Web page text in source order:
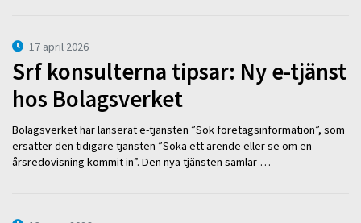
17 april 2026
Srf konsulterna tipsar: Ny e-tjänst
hos Bolagsverket
Bolagsverket har lanserat e-tjänsten ”Sök företagsinformation”, som
ersätter den tidigare tjänsten ”Söka ett ärende eller se om en
årsredovisning kommit in”. Den nya tjänsten samlar …